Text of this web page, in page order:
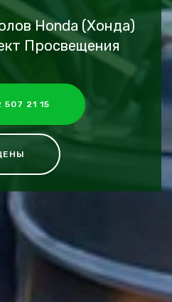
Honda (Хонда)
Просвещения
507 21 15